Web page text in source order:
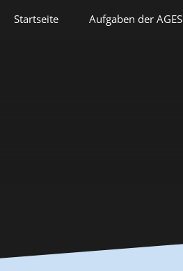
zumStartseite Aufgaben der AGES
Hommage